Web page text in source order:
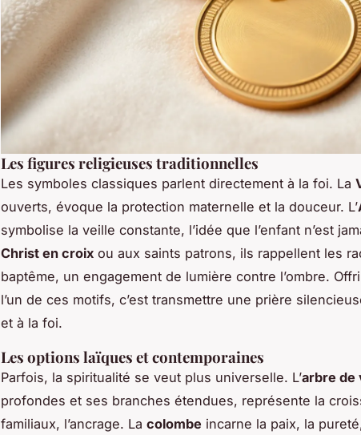
Les figures religieuses traditionnelles
Les symboles classiques parlent directement à la foi. La
ouverts, évoque la protection maternelle et la douceur. L’
symbolise la veille constante, l’idée que l’enfant n’est
Christ en croix ou aux saints patrons, ils rappellent les
baptême, un engagement de lumière contre l’ombre.
l’un de ces motifs, c’est transmettre une prière
et à la foi.
Les options laïques et contemporaines
Parfois, la spiritualité se veut plus universelle. L’arbre de
profondes et ses branches étendues, représente la
familiaux, l’ancrage. La colombe incarne la paix, la